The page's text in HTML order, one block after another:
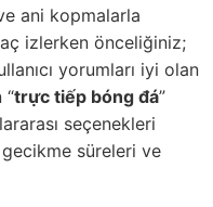
ani kopmalarla
izlerken önceliğiniz;
yorumları iyi olan
“trực tiếp bóng đá”
seçenekleri
gecikme süreleri ve